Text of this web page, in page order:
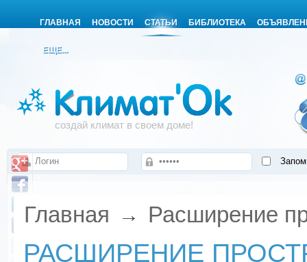
ГЛАВНАЯ НОВОСТИ СТАТЬИ БИБЛИОТЕКА
ЕЩЕ...
создай климат в своем доме!
Главная → Расширение
РАСШИРЕНИЕ